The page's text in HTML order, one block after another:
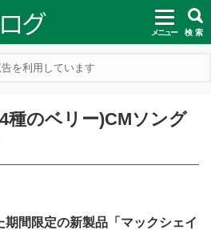
メニュー 検 索
を利用しています
種のベリー)CMソング
間限定の新製品「マックシェイ